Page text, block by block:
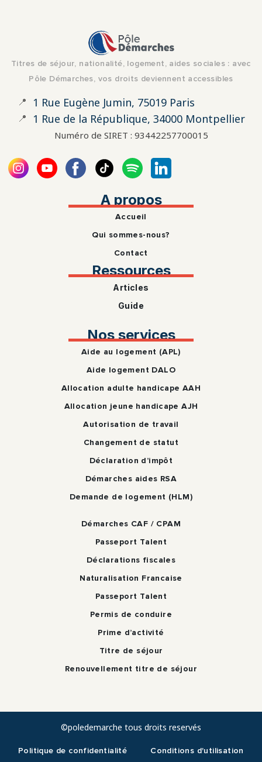
Titres de séjour, nationalité, logement, aides sociales : avec
Pôle Démarches, vos droits deviennent accessibles
📍 1 Rue Eugène Jumin, 75019 Paris
📍 1 Rue de la République, 34000 Montpellier
Numéro de SIRET : 93442257700015
A propos
Accueil
Qui sommes-nous?
Contact
Ressources
Articles
Guide
Nos services
Aide au logement (APL)
Aide logement DALO
Allocation adulte handicape AAH
Allocation jeune handicape AJH
Autorisation de travail
Changement de statut
Déclaration d’impôt
Démarches aides RSA
Demande de logement (HLM)
Démarches CAF / CPAM
Passeport Talent
Déclarations fiscales
Naturalisation Francaise
Passeport Talent
Permis de conduire
Prime d’activité
Titre de séjour
Renouvellement titre de séjour
©poledemarche tous droits reservés
Politique de confidentialité
Conditions d'utilisation